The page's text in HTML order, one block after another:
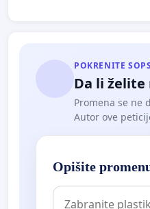
POKRENITE
Da li
Promena se ne
Autor ove
Opišite